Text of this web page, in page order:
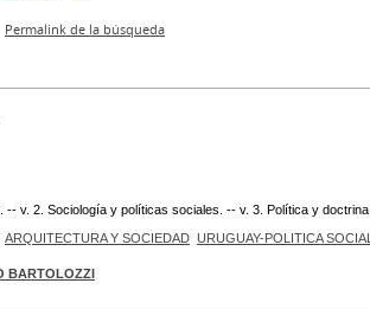
Permalink de la búsqueda
-- v. 2. Sociología y políticas sociales. -- v. 3. Política y doctrina
ARQUITECTURA Y SOCIEDAD URUGUAY-POLITICA SOCIAL
BARTOLOZZI